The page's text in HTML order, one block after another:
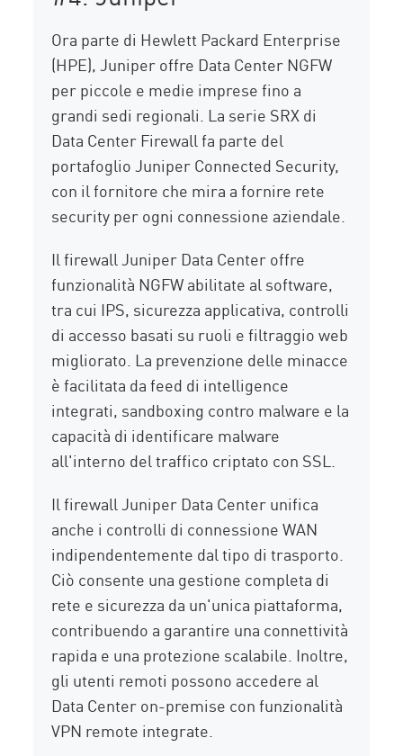
Ora parte di Hewlett Packard Enterprise
(HPE), Juniper offre Data Center NGFW
per piccole e medie imprese fino a
grandi sedi regionali. La serie SRX di
Data Center Firewall fa parte del
portafoglio Juniper Connected Security,
con il fornitore che mira a fornire rete
security per ogni connessione aziendale.
Il firewall Juniper Data Center offre
funzionalità NGFW abilitate al software,
tra cui IPS, sicurezza applicativa, controlli
di accesso basati su ruoli e filtraggio web
migliorato. La prevenzione delle minacce
è facilitata da feed di intelligence
integrati, sandboxing contro malware e la
capacità di identificare malware
all'interno del traffico criptato con SSL.
Il firewall Juniper Data Center unifica
anche i controlli di connessione WAN
indipendentemente dal tipo di trasporto.
Ciò consente una gestione completa di
rete e sicurezza da un'unica piattaforma,
contribuendo a garantire una connettività
rapida e una protezione scalabile. Inoltre,
gli utenti remoti possono accedere al
Data Center on-premise con funzionalità
VPN remote integrate.